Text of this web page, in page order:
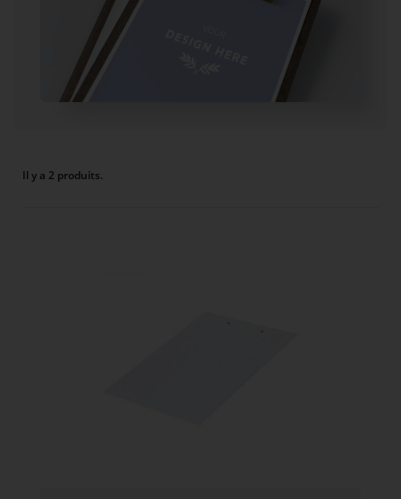
Il y a 2 produits.